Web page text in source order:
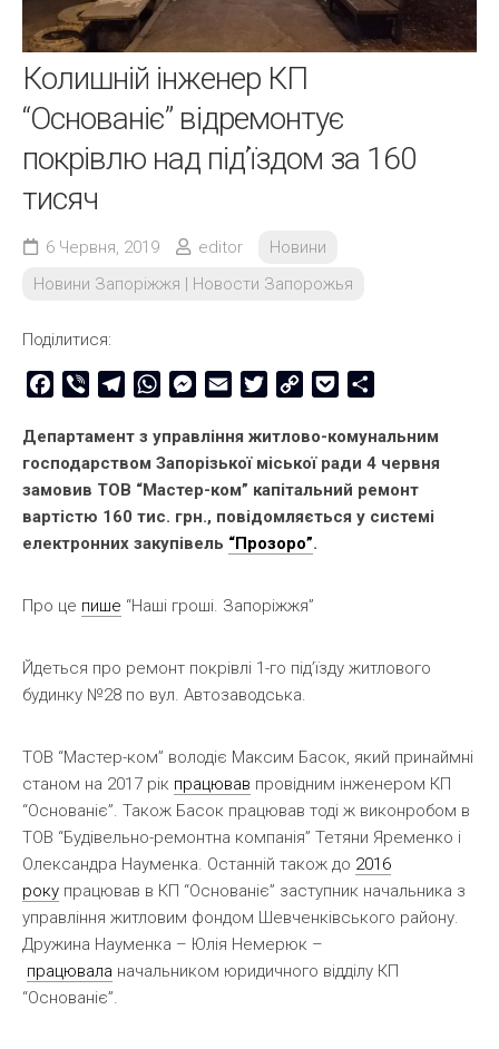
Колишній інженер КП
“Основаніє” відремонтує
покрівлю над під’їздом за 160
тисяч
6 Червня, 2019 editor
Новини
Новини Запоріжжя | Новости Запорожья
Поділитися:
Facebook
Viber TelegramWhatsAppMessenger
Email TwitterCopy
Pocket
Департамент з управління житлово-комунальним
господарством Запорізької міської ради 4 червня
замовив ТОВ “Мастер-ком” капітальний ремонт
вартістю 160 тис. грн., повідомляється у системі
електронних закупівель “Прозоро”.
Про це пише “Наші гроші. Запоріжжя”
Йдеться про ремонт покрівлі 1-го під’їзду житлового
будинку №28 по вул. Автозаводська.
ТОВ “Мастер-ком” володіє Максим Басок, який принаймні
станом на 2017 рік працював провідним інженером КП
“Основаніє”. Також Басок працював тоді ж виконробом в
ТОВ “Будівельно-ремонтна компанія” Тетяни Яременко і
Олександра Науменка. Останній також до 2016
року працював в КП “Основаніє” заступник начальника з
управління житловим фондом Шевченківського району.
Дружина Науменка – Юлія Немерюк –
працювала начальником юридичного відділу КП
“Основаніє”.